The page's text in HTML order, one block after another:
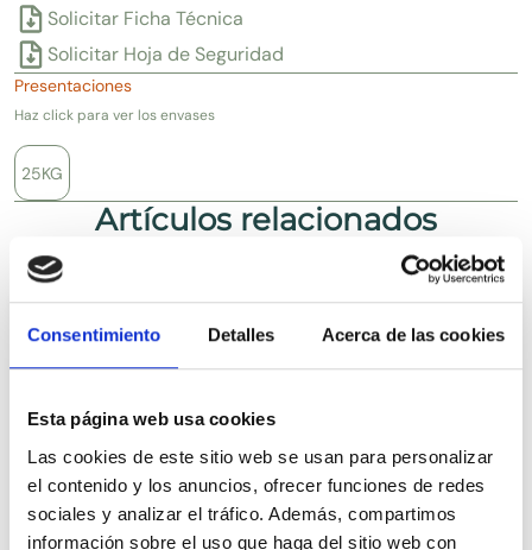
Consentimiento Detalles Acerca de las cookies
Esta página web usa cookies
Las cookies de este sitio web se usan para personalizar
el contenido y los anuncios, ofrecer funciones de redes
sociales y analizar el tráfico. Además, compartimos
información sobre el uso que haga del sitio web con
Solicitar Ficha Técnica
Solicitar Hoja de Seguridad
Presentaciones
Haz click para ver los envases
25KG
Artículos relacionados